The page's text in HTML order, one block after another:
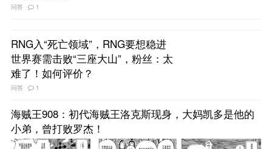
问答 1
RNG入“死亡领域”，RNG要想稳进
世界赛需击败“三座大山”，粉丝：太
难了！如何评价？
问答 1
海贼王908：初代海贼王洛克斯现身，大妈凯多是他的
小弟，曾打败罗杰！